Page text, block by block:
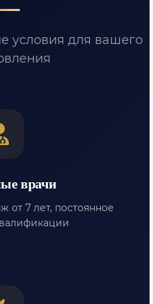
условия для вашего
врачи
от 7 лет, постоянное